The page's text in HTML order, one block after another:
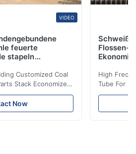
VIDEO
feuerte
stapeln
Customized Coal
Stack Economizer
Boiler Economizer is
device that helps to
by saving the
Now
Flossen-
High
Tube For
reduce the